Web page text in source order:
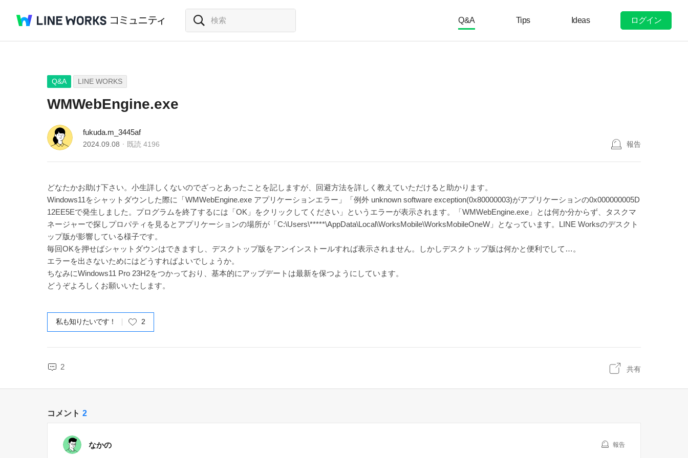
Q&A Tips Ideas ログイン
Q&A LINE WORKS
WMWebEngine.exe
fukuda.m_3445af
2024.09.08 既読 4196 報告
どなたかお助け下さい。小生詳しくないのでざっとあったことを記しますが、回避方法を詳しく教えていただけると助かります。
Windows11をシャットダウンした際に「WMWebEngine.exe アプリケーションエラー」「例外 unknown software exception(0x80000003)がアプリケーションの0x000000005D
12EE5Eで発生しました。プログラムを終了するには「OK」をクリックしてください」というエラーが表示されます。「WMWebEngine.exe」とは何か分からず、タスクマ
ネージャーで探しプロパティを見るとアプリケーションの場所が「C:\Users\*****\AppData\Local\WorksMobile\WorksMobileOneW」となっています。LINE Worksのデスクト
ップ版が影響している様子です。
毎回OKを押せばシャットダウンはできますし、デスクトップ版をアンインストールすれば表示されません。しかしデスクトップ版は何かと便利でして…。
エラーを出さないためにはどうすればよいでしょうか。
ちなみにWindows11 Pro 23H2をつかっており、基本的にアップデートは最新を保つようにしています。
どうぞよろしくお願いいたします。
私も知りたいです！ 2
2 共有
コメント 2
なかの 報告